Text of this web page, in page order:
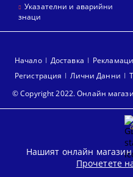
Указателни и аварийни
знаци
© Copyright 2022. Онлайн
Начало Доставка
Регистрация
Лични Данни
Нашият онлайн магазин
Прочетете